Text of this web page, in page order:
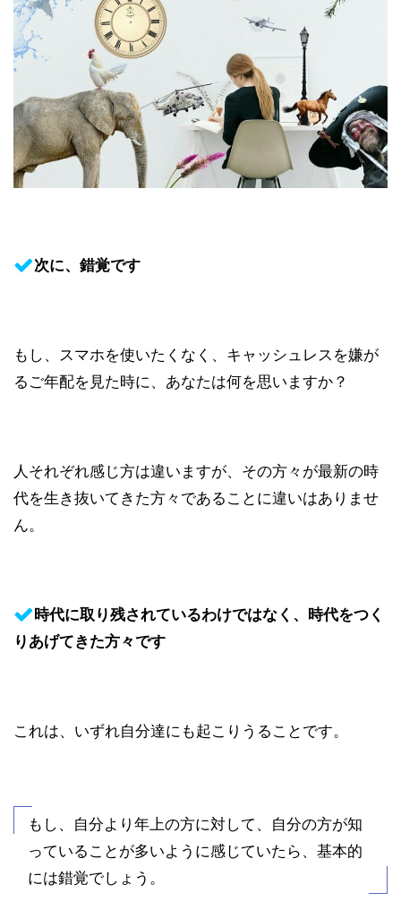
次に、錯覚です
もし、スマホを使いたくなく、キャッシュレスを嫌が
るご年配を見た時に、あなたは何を思いますか？
人それぞれ感じ方は違いますが、その方々が最新の時
代を生き抜いてきた方々であることに違いはありませ
ん。
時代に取り残されているわけではなく、時代をつく
りあげてきた方々です
これは、いずれ自分達にも起こりうることです。
もし、自分より年上の方に対して、自分の方が知
っていることが多いように感じていたら、基本的
には錯覚でしょう。